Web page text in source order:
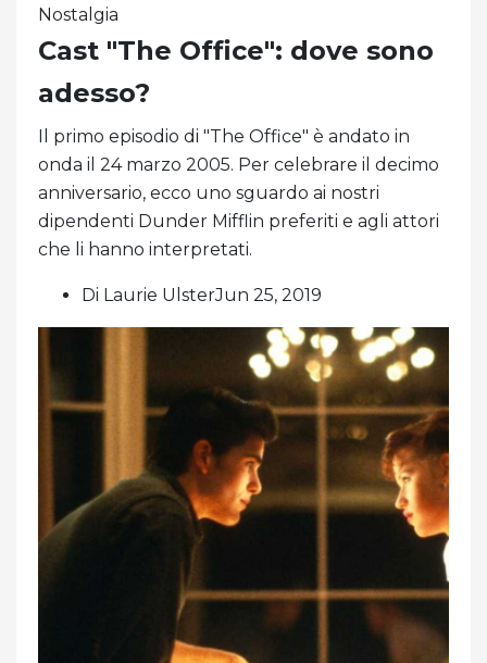
Nostalgia
Cast "The Office": dove sono
adesso?
Il primo episodio di "The Office" è andato in
onda il 24 marzo 2005. Per celebrare il decimo
anniversario, ecco uno sguardo ai nostri
dipendenti Dunder Mifflin preferiti e agli attori
che li hanno interpretati.
Di Laurie UlsterJun 25, 2019